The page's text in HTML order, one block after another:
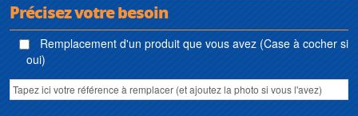
Précisez votre besoin
Remplacement d'un produit que vous avez (Case à cocher si
oui)